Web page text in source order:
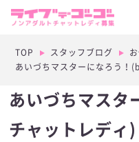
TOP スタッフブログ
あいづちマスターになろう！
あいづちマスタ
チャットレディ)